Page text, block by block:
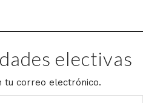
electivas
tu correo electrónico.